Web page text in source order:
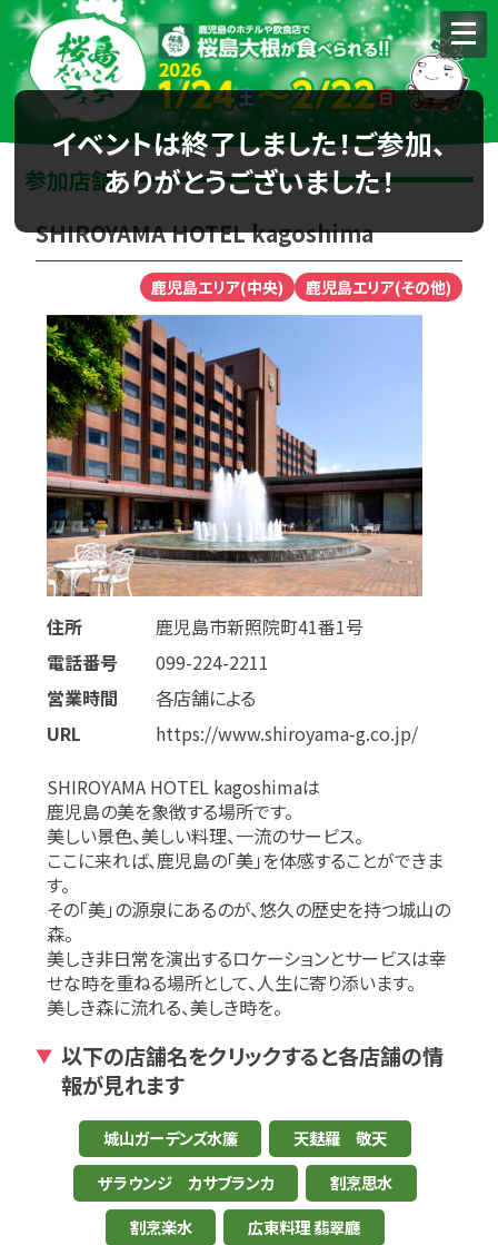
イベントは終了しました！ご参加、
ありがとうございました！
参加店舗
SHIROYAMA HOTEL kagoshima
鹿児島エリア(中央) 鹿児島エリア(その他)
住所
鹿児島市新照院町41番1号
電話番号
099-224-2211
営業時間
各店舗による
URL
https://www.shiroyama-g.co.jp/
SHIROYAMA HOTEL kagoshimaは
鹿児島の美を象徴する場所です。
美しい景色、美しい料理、一流のサービス。
ここに来れば、鹿児島の「美」を体感することができま
す。
その「美」の源泉にあるのが、悠久の歴史を持つ城山の
森。
美しき非日常を演出するロケーションとサービスは幸
せな時を重ねる場所として、人生に寄り添います。
美しき森に流れる、美しき時を。
▼ 以下の店舗名をクリックすると各店舗の情
報が見れます
城山ガーデンズ水簾
天麩羅 敬天
ザラウンジ カサブランカ
割烹思水
割烹楽水
広東料理 翡翠廳